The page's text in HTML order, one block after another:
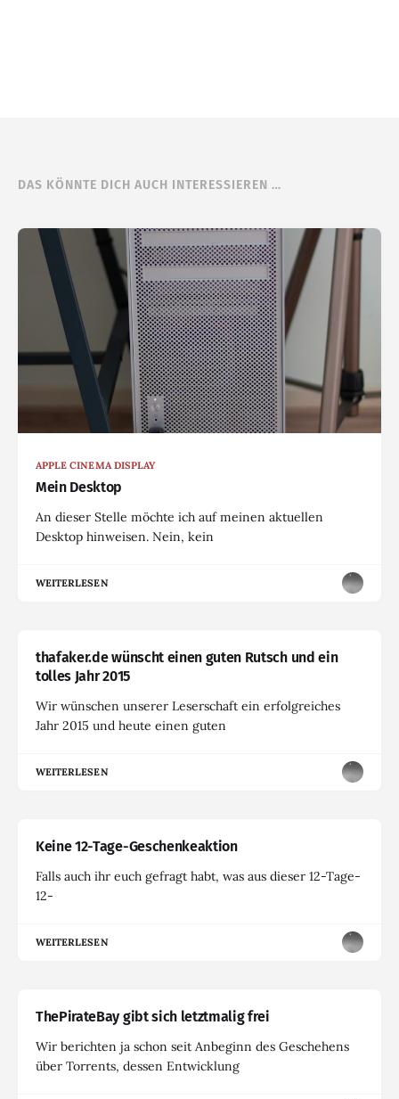
DAS KÖNNTE DICH AUCH INTERESSIEREN …
APPLE CINEMA DISPLAY
Mein Desktop
An dieser Stelle möchte ich auf meinen aktuellen
Desktop hinweisen. Nein, kein
WEITERLESEN
thafaker.de wünscht einen guten Rutsch und ein
tolles Jahr 2015
Wir wünschen unserer Leserschaft ein erfolgreiches
Jahr 2015 und heute einen guten
WEITERLESEN
Keine 12-Tage-Geschenkeaktion
Falls auch ihr euch gefragt habt, was aus dieser 12-Tage-
12-
WEITERLESEN
ThePirateBay gibt sich letztmalig frei
Wir berichten ja schon seit Anbeginn des Geschehens
über Torrents, dessen Entwicklung